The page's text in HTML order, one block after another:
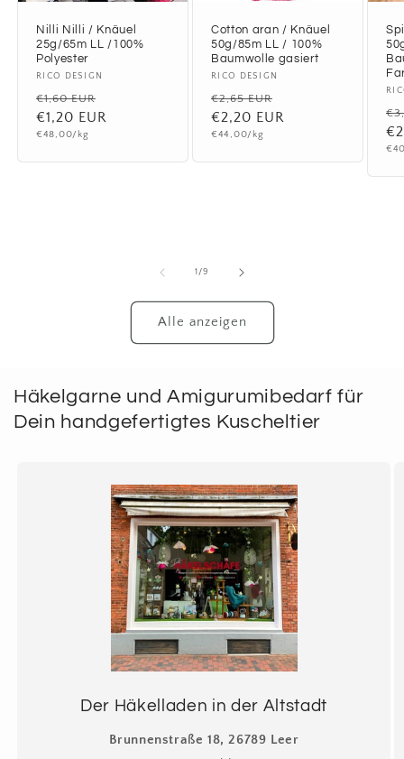
Nilli Nilli / Knäuel
25g/65m LL /100%
Polyester
Anbieter:
RICO DESIGN
Normaler
Preis
€1,60 EUR
€1,20 EUR
Grundpreis
€48,00/kg
Cotton aran / Knäuel
50g/85m LL / 100%
Baumwolle gasiert
Anbieter:
RICO DESIGN
Normaler
Preis
€2,65 EUR
€2,20 EUR
Grundpreis
€44,00/kg
1/von
9
Alle anzeigen
Häkelgarne und Amigurumibedarf für
Dein handgefertigtes Kuscheltier
Der Häkelladen in der Altstadt
Brunnenstraße 18, 26789 Leer